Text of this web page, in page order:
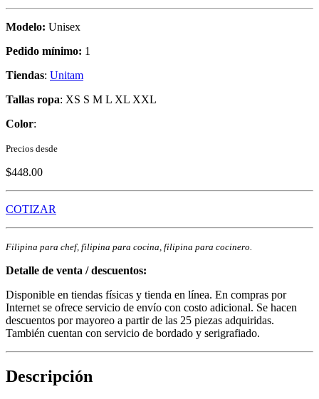
Modelo: Unisex
Pedido mínimo: 1
Tiendas: Unitam
Tallas ropa: XS S M L XL XXL
Color:
Precios desde
$448.00
COTIZAR
Filipina para chef, filipina para cocina, filipina para cocinero.
Detalle de venta / descuentos:
Disponible en tiendas físicas y tienda en línea. En compras por
Internet se ofrece servicio de envío con costo adicional. Se hacen
descuentos por mayoreo a partir de las 25 piezas adquiridas.
También cuentan con servicio de bordado y serigrafiado.
Descripción